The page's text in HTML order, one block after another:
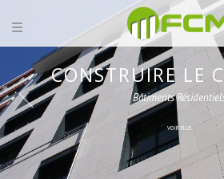
CONSTRUIRE LE
Bâtiments
VOIR PLUS